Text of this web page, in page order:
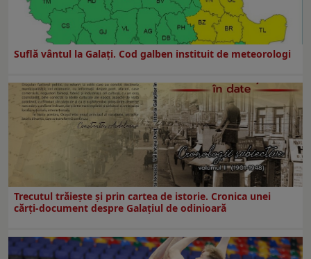
Suflă vântul la Galaţi. Cod galben instituit de meteorologi
Trecutul trăiește și prin cartea de istorie. Cronica unei
cărți-document despre Galațiul de odinioară